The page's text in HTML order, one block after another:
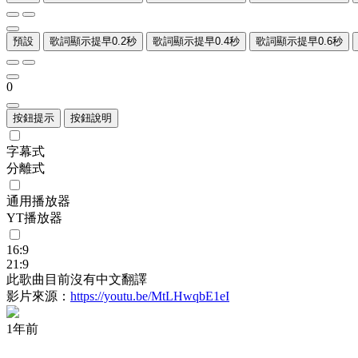
預設 歌詞顯示提早0.2秒 歌詞顯示提早0.4秒 歌詞顯示提早0.6秒
0
按鈕提示 按鈕說明
字幕式
分離式
通用播放器
YT播放器
16:9
21:9
此歌曲目前沒有中文翻譯
影片來源： https://youtu.be/MtLHwqbE1eI
1年前